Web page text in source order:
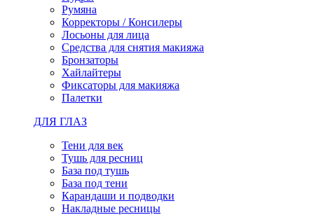
Румяна
Корректоры / Консилеры
Лосьоны для лица
Средства для снятия макияжа
Бронзаторы
Хайлайтеры
Фиксаторы для макияжа
Палетки
ДЛЯ ГЛАЗ
Тени для век
Тушь для ресниц
База под тушь
База под тени
Карандаши и подводки
Накладные ресницы